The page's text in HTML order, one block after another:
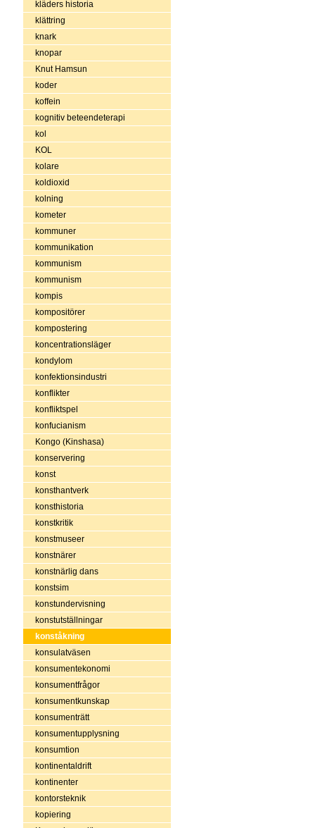
kläders historia
klättring
knark
knopar
Knut Hamsun
koder
koffein
kognitiv beteendeterapi
kol
KOL
kolare
koldioxid
kolning
kometer
kommuner
kommunikation
kommunism
kommunism
kompis
kompositörer
kompostering
koncentrationsläger
kondylom
konfektionsindustri
konflikter
konfliktspel
konfucianism
Kongo (Kinshasa)
konservering
konst
konsthantverk
konsthistoria
konstkritik
konstmuseer
konstnärer
konstnärlig dans
konstsim
konstundervisning
konstutställningar
konståkning
konsulatväsen
konsumentekonomi
konsumentfrågor
konsumentkunskap
konsumenträtt
konsumentupplysning
konsumtion
kontinentaldrift
kontinenter
kontorsteknik
kopiering